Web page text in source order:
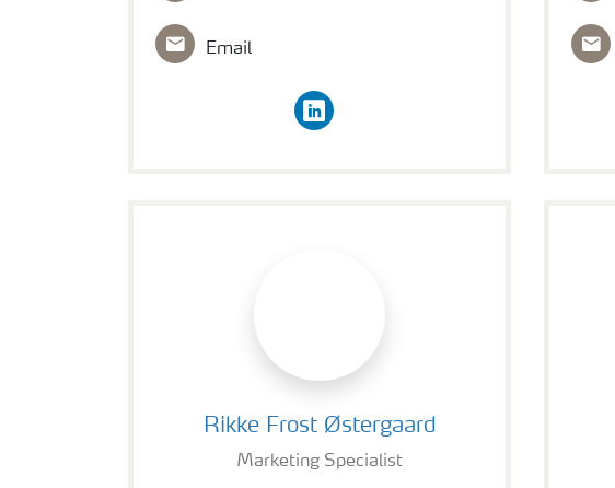
Email
linkedin
Rikke Frost Østergaard
Marketing Specialist